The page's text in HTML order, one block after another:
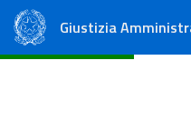
Giustizia